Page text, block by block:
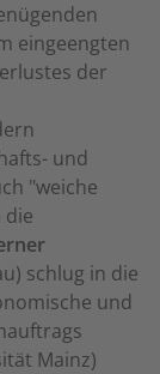
eingeengten
der
und
"weiche
schlug in die
und
Mainz)